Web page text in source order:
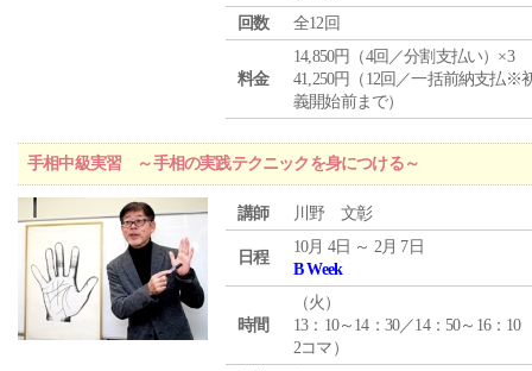
回数
全12回
料金
14,850円（4回／分割支払い）×3
41,250円（12回／一括前納支払※
義開始前まで）
手相中級実習 ～手相の実践テクニックを身につける～
講師 川野 文彰
日程
10月 4日 ～ 2月 7日
B Week
時間
（火 ）
13：10～14：30／14：50～16：10
2コマ）